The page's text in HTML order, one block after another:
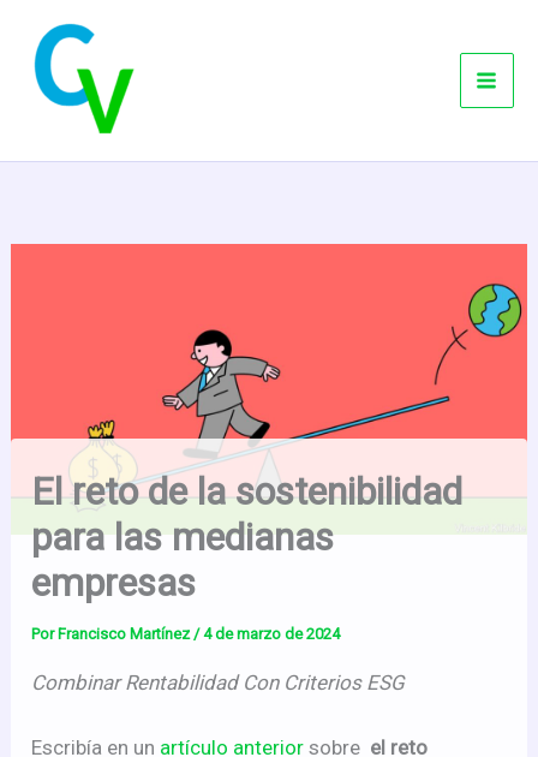
contenido
El reto de la sostenibilidad
para las medianas
empresas
Por Francisco Martínez/4 de marzo de 2024
Combinar Rentabilidad Con Criterios ESG
Escribía en un artículo anterior sobre el reto